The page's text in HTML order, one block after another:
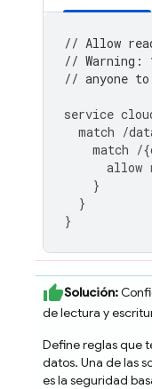
// Allow
// Warning:
// anyone
service
match /
match /{
allow
}
}
}
Solución:
de lectura y
Define reglas que
datos. Una de las
es la seguridad